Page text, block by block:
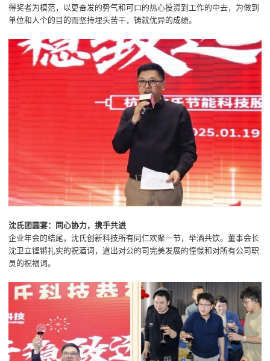
得奖者为模范，以更奋发的势气和可口的热心投资到工作的中去，为做到
单位和人个的目的而坚持埋头苦干，铸就优异的成绩。
沈氏团圆宴：同心协力，携手共进
企业年会的结尾，沈氏创新科技所有同仁欢聚一节，举酒共饮。董事会长
沈卫立铿锵扎实的祝酒词，道出对公的司完美发展的憧憬和对所有公司职
员的祝福词。